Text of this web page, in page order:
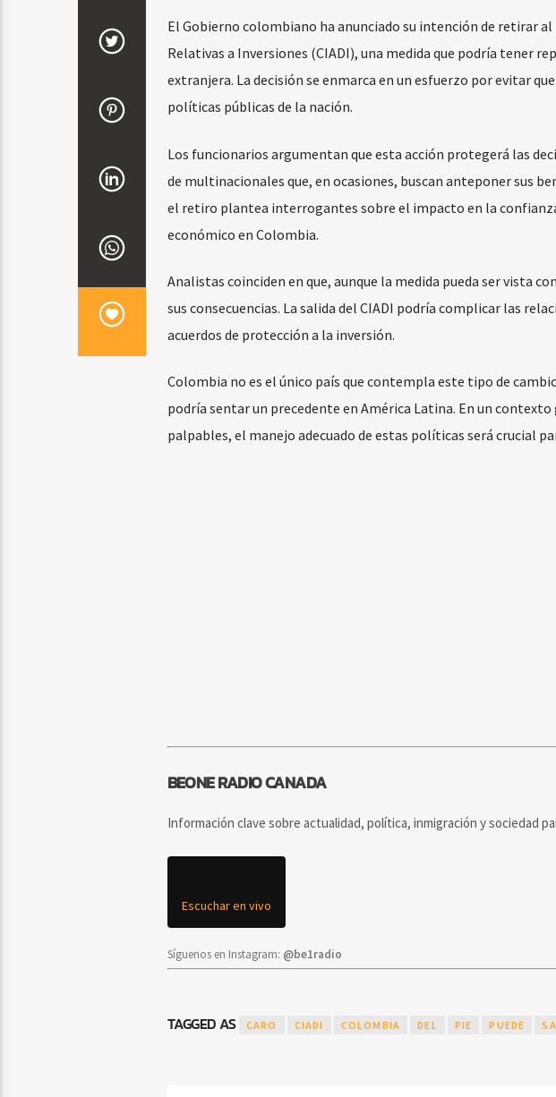
El Gobierno colombiano ha anunciado su intención de retirar
Relativas a Inversiones (CIADI), una medida que podría tener
extranjera. La decisión se enmarca en un esfuerzo por evitar
políticas públicas de la nación.
Los funcionarios argumentan que esta acción protegerá las
de multinacionales que, en ocasiones, buscan anteponer sus
el retiro plantea interrogantes sobre el impacto en la
económico en Colombia.
Analistas coinciden en que, aunque la medida pueda ser vista
sus consecuencias. La salida del CIADI podría complicar las
acuerdos de protección a la inversión.
Colombia no es el único país que contempla este tipo de
podría sentar un precedente en América Latina. En un
palpables, el manejo adecuado de estas políticas será crucial
BEONE RADIO CANADA
Información clave sobre actualidad, política, inmigración y sociedad
Escuchar en vivo
Síguenos en Instagram: @be1radio
TAGGED AS CARO CIADI COLOMBIA DEL PIE PUEDE